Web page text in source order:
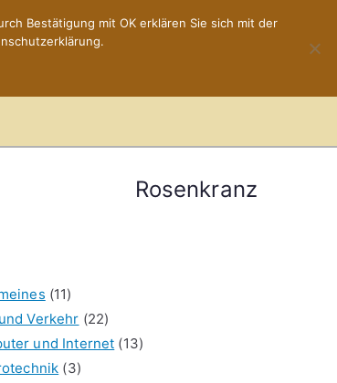
Rosenkranz
(11)
Verkehr (22)
und Internet (13)
(3)
Bestätigung mit OK erklären Sie sich mit der